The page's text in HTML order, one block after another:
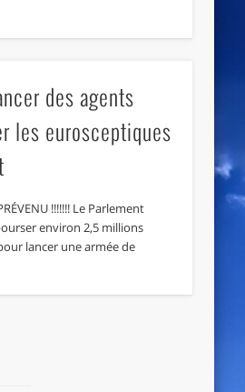
des agents
les eurosceptiques
!!!!!!! Le Parlement
environ 2,5 millions
lancer une armée de